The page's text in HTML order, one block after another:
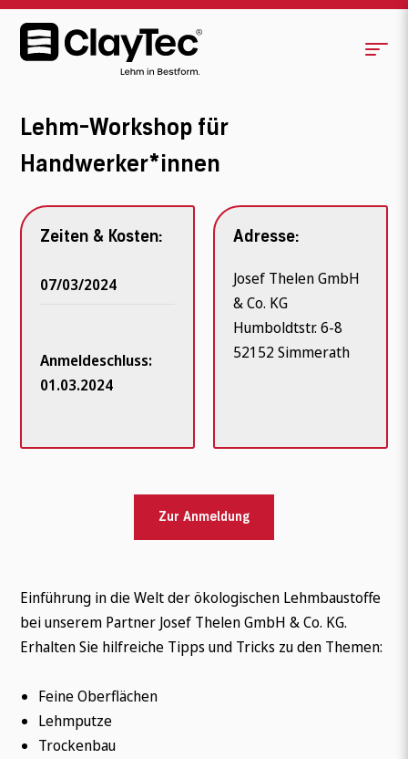
Lehm-Workshop für
Handwerker*innen
Zeiten & Kosten:
07/03/2024
Anmeldeschluss:
01.03.2024
Adresse:
Josef Thelen GmbH
& Co. KG
Humboldtstr. 6-8
52152 Simmerath
Zur Anmeldung
Einführung in die Welt der ökologischen Lehmbaustoffe
bei unserem Partner Josef Thelen GmbH & Co. KG.
Erhalten Sie hilfreiche Tipps und Tricks zu den Themen:
Feine Oberflächen
Lehmputze
Trockenbau